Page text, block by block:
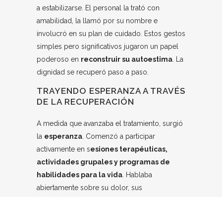
a estabilizarse. El personal la trató con
amabilidad, la llamó por su nombre e
involucró en su plan de cuidado. Estos gestos
simples pero significativos jugaron un papel
poderoso en reconstruir su autoestima . La
dignidad se recuperó paso a paso.
TRAYENDO ESPERANZA A TRAVÉS
DE LA RECUPERACIÓN
A medida que avanzaba el tratamiento, surgió
la esperanza . Comenzó a participar
activamente en sesiones terapéuticas,
actividades grupales y programas de
habilidades para la vida . Hablaba
abiertamente sobre su dolor, sus